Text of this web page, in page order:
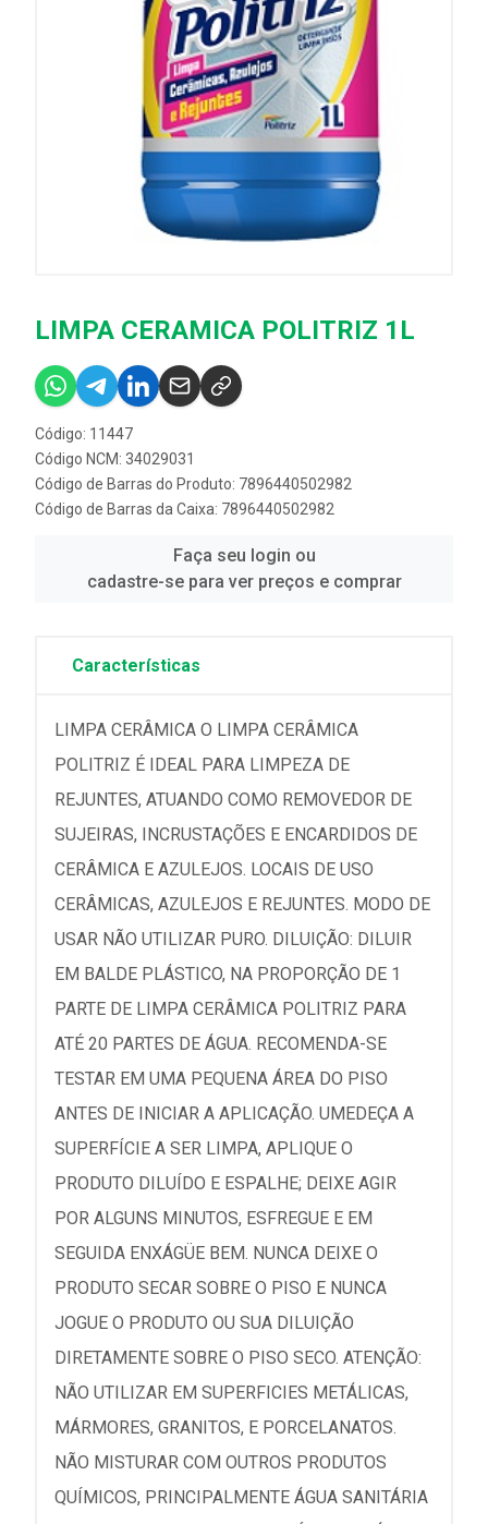
LIMPA CERAMICA POLITRIZ 1L
Código: 11447
Código NCM: 34029031
Código de Barras do Produto: 7896440502982
Código de Barras da Caixa: 7896440502982
Faça seu login ou
cadastre-se para ver preços e comprar
Características
LIMPA CERÂMICA O LIMPA CERÂMICA
POLITRIZ É IDEAL PARA LIMPEZA DE
REJUNTES, ATUANDO COMO REMOVEDOR DE
SUJEIRAS, INCRUSTAÇÕES E ENCARDIDOS DE
CERÂMICA E AZULEJOS. LOCAIS DE USO
CERÂMICAS, AZULEJOS E REJUNTES. MODO DE
USAR NÃO UTILIZAR PURO. DILUIÇÃO: DILUIR
EM BALDE PLÁSTICO, NA PROPORÇÃO DE 1
PARTE DE LIMPA CERÂMICA POLITRIZ PARA
ATÉ 20 PARTES DE ÁGUA. RECOMENDA-SE
TESTAR EM UMA PEQUENA ÁREA DO PISO
ANTES DE INICIAR A APLICAÇÃO. UMEDEÇA A
SUPERFÍCIE A SER LIMPA, APLIQUE O
PRODUTO DILUÍDO E ESPALHE; DEIXE AGIR
POR ALGUNS MINUTOS, ESFREGUE E EM
SEGUIDA ENXÁGÜE BEM. NUNCA DEIXE O
PRODUTO SECAR SOBRE O PISO E NUNCA
JOGUE O PRODUTO OU SUA DILUIÇÃO
DIRETAMENTE SOBRE O PISO SECO. ATENÇÃO:
NÃO UTILIZAR EM SUPERFICIES METÁLICAS,
MÁRMORES, GRANITOS, E PORCELANATOS.
NÃO MISTURAR COM OUTROS PRODUTOS
QUÍMICOS, PRINCIPALMENTE ÁGUA SANITÁRIA